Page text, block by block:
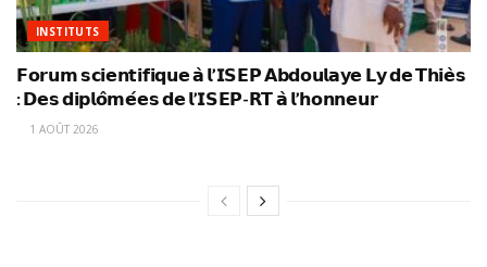
INSTITUTS
𝗙𝗼𝗿𝘂𝗺 𝘀𝗰𝗶𝗲𝗻𝘁𝗶𝗳𝗶𝗾𝘂𝗲 𝗮̀ 𝗹’𝗜𝗦𝗘𝗣 𝗔𝗯𝗱𝗼𝘂𝗹𝗮𝘆𝗲 𝗟𝘆 𝗱𝗲 𝗧𝗵𝗶𝗲̀𝘀
: 𝗗𝗲𝘀 𝗱𝗶𝗽𝗹𝗼̂𝗺𝗲́𝗲𝘀 𝗱𝗲 𝗹’𝗜𝗦𝗘𝗣-𝗥𝗧 𝗮̀ 𝗹’𝗵𝗼𝗻𝗻𝗲𝘂𝗿
1 AOÛT 2026